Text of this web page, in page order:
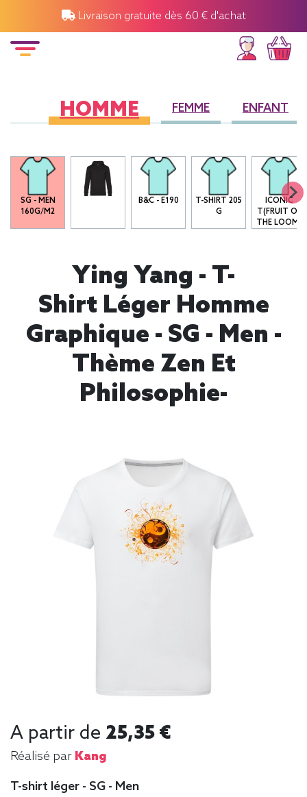
Livraison gratuite dès 60 € d'achat
HOMME FEMME ENFANT
SG - MEN
160G/M2
B&C - E190
T-SHIRT 205
G
ICONIC
T(FRUIT OF
THE LOOM)
Ying Yang - T-
Shirt Léger Homme
Graphique - SG - Men -
Thème Zen Et
Philosophie-
A partir de 25,35 €
Réalisé par Kang
T-shirt léger - SG - Men